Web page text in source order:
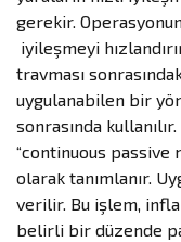
gerekir.
iyileşmeyi
travması
uygulanabilen bir
sonrasında
“continuous passive
olarak tanımlanır.
verilir. Bu işlem,
belirli bir düzende